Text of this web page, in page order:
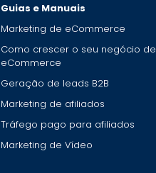
Guias e Manuais
Marketing de eCommerce
Como crescer o seu negócio de
eCommerce
Geração de leads B2B
Marketing de afiliados
Tráfego pago para afiliados
Marketing de Vídeo